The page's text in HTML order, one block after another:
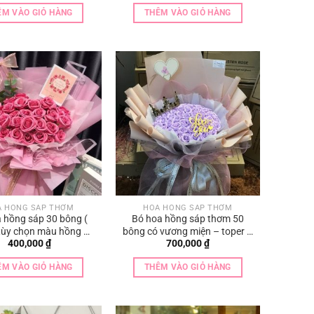
là:
400,000 ₫.
VÀO GIỎ HÀNG
là:
600,000 ₫.
THÊM VÀO GIỎ HÀNG
HỒNG SÁP THƠM
hồng sáp 30 bông (
chọn màu hồng –
– vàng – cam —
tùy ý )
400,000₫
VÀO GIỎ HÀNG
HOA HỒNG SÁP THƠM
Bó hoa hồng sáp thơm 50
bông có vương miện – toper –
thiệp
700,000₫
THÊM VÀO GIỎ HÀNG